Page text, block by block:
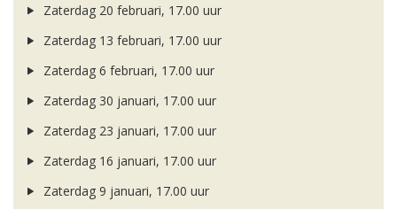
Zaterdag 20 februari, 17.00 uur
Zaterdag 13 februari, 17.00 uur
Zaterdag 6 februari, 17.00 uur
Zaterdag 30 januari, 17.00 uur
Zaterdag 23 januari, 17.00 uur
Zaterdag 16 januari, 17.00 uur
Zaterdag 9 januari, 17.00 uur